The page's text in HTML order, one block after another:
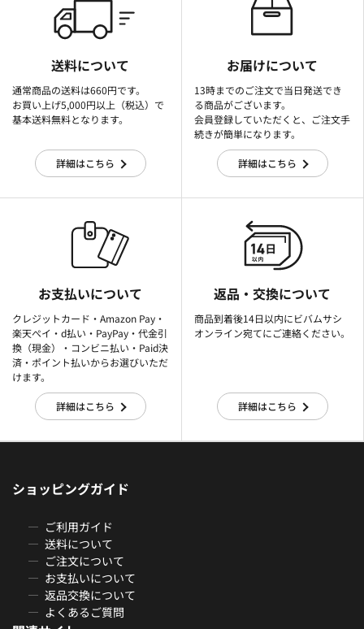
送料について
通常商品の送料は660円です。
お買い上げ5,000円以上（税込）で
基本送料無料となります。
詳細はこちら
お届けについて
13時までのご注文で当日発送でき
る商品がございます。
会員登録していただくと、ご注文手
続きが簡単になります。
詳細はこちら
お支払いについて
クレジットカード・Amazon Pay・
楽天ぺイ・d払い・PayPay・代金引
換（現金）・コンビニ払い・Paid決
済・ポイント払いからお選びいただ
けます。
詳細はこちら
返品・交換について
商品到着後14日以内にビバムサシ
オンライン宛てにご連絡ください。
詳細はこちら
ショッピングガイド
ご利用ガイド
送料について
ご注文について
お支払いについて
返品交換について
よくあるご質問